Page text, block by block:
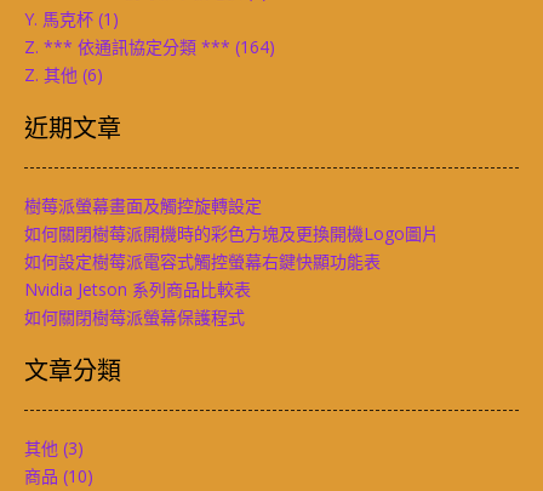
Y. 馬克杯 (1)
Z. *** 依通訊協定分類 *** (164)
Z. 其他 (6)
近期文章
樹莓派螢幕畫面及觸控旋轉設定
如何關閉樹莓派開機時的彩色方塊及更換開機Logo圖片
如何設定樹莓派電容式觸控螢幕右鍵快顯功能表
Nvidia Jetson 系列商品比較表
如何關閉樹莓派螢幕保護程式
文章分類
其他 (3)
商品 (10)